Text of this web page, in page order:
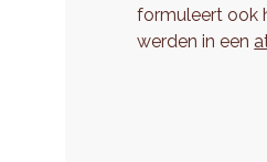
formuleert ook
werden in een